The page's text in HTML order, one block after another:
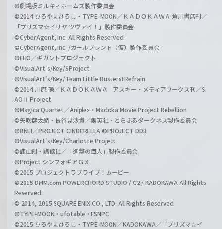
©劇場版ミルキィホームズ製作委員会
©2014 ひろやまひろし・TYPE-MOON／ＫＡＤＯＫＡＷＡ 角川書店刊／
「プリズマ☆イリヤ ツヴァイ！」製作委員会
©CyberAgent, Inc. All Rights Reserved.
©CyberAgent, Inc. /ガールフレンド（仮）製作委員会
©FHO／ギガントプロジェクト
©VisualArt's/Key/SProject
©VisualArt's/Key/Team Little Busters! Refrain
©2014 川原 礫／ＫＡＤＯＫＡＷＡ アスキー・メディアワークス刊／S
AOⅡ Project
©Magica Quartet／Aniplex・Madoka Movie Project Rebellion
©矢吹健太朗・長谷見沙貴／集英社・とらぶるダークネス製作委員会
©BNEI／PROJECT CINDERELLA ©PROJECT DD3
©VisualArt's/Key/Charlotte Project
©諫山創・講談社／「進撃の巨人」製作委員会
©Project シンフォギアＧＸ
©2015 プロジェクトラブライブ！ムービー
©2015 DMM.com POWERCHORD STUDIO / C2 / KADOKAWA All Rights
Reserved.
© 2014, 2015 SQUARE ENIX CO., LTD. All Rights Reserved.
©TYPE-MOON・ufotable・FSNPC
©2015 ひろやまひろし・TYPE-MOON／KADOKAWA／「プリズマ☆イ